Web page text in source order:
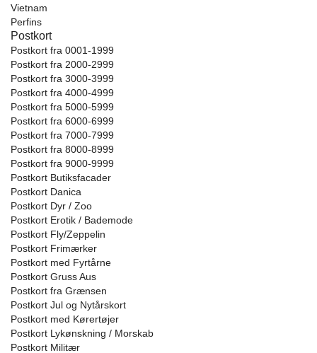
Vietnam
Perfins
Postkort
Postkort fra 0001-1999
Postkort fra 2000-2999
Postkort fra 3000-3999
Postkort fra 4000-4999
Postkort fra 5000-5999
Postkort fra 6000-6999
Postkort fra 7000-7999
Postkort fra 8000-8999
Postkort fra 9000-9999
Postkort Butiksfacader
Postkort Danica
Postkort Dyr / Zoo
Postkort Erotik / Bademode
Postkort Fly/Zeppelin
Postkort Frimærker
Postkort med Fyrtårne
Postkort Gruss Aus
Postkort fra Grænsen
Postkort Jul og Nytårskort
Postkort med Kørertøjer
Postkort Lykønskning / Morskab
Postkort Militær